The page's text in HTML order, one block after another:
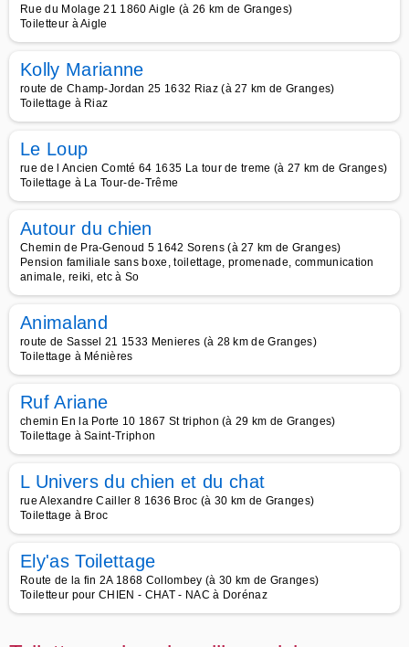
Rue du Molage 21 1860 Aigle (à 26 km de Granges)
Toiletteur à Aigle
Kolly Marianne
route de Champ-Jordan 25 1632 Riaz (à 27 km de Granges)
Toilettage à Riaz
Le Loup
rue de l Ancien Comté 64 1635 La tour de treme (à 27 km de Granges)
Toilettage à La Tour-de-Trême
Autour du chien
Chemin de Pra-Genoud 5 1642 Sorens (à 27 km de Granges)
Pension familiale sans boxe, toilettage, promenade, communication
animale, reiki, etc à So
Animaland
route de Sassel 21 1533 Menieres (à 28 km de Granges)
Toilettage à Ménières
Ruf Ariane
chemin En la Porte 10 1867 St triphon (à 29 km de Granges)
Toilettage à Saint-Triphon
L Univers du chien et du chat
rue Alexandre Cailler 8 1636 Broc (à 30 km de Granges)
Toilettage à Broc
Ely'as Toilettage
Route de la fin 2A 1868 Collombey (à 30 km de Granges)
Toiletteur pour CHIEN - CHAT - NAC à Dorénaz